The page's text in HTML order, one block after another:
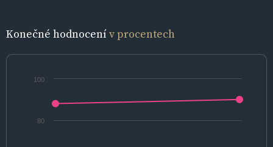
Konečné hodnocenív procentech
80
100